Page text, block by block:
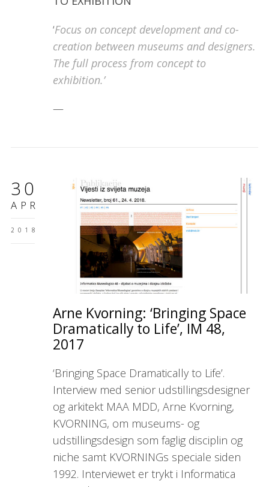
‘Focus on concept development and co-
creation between museums and designers.
The full process from concept to
exhibition.’
—
30
APR
2018
Arne Kvorning: ‘Bringing Space
Dramatically to Life’, IM 48,
2017
‘Bringing Space Dramatically to Life’.
Interview med senior udstillingsdesigner
og arkitekt MAA MDD, Arne Kvorning,
KVORNING, om museums- og
udstillingsdesign som faglig disciplin og
niche samt KVORNINGs speciale siden
1992. Interviewet er trykt i Informatica